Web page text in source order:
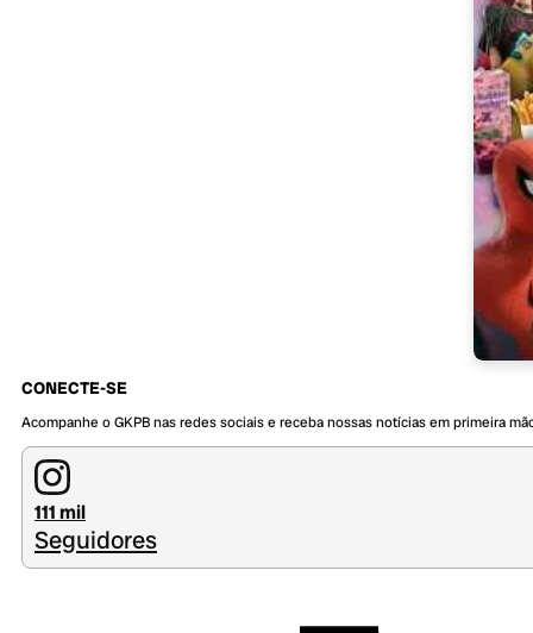
CONECTE-SE
Acompanhe o GKPB nas redes sociais e receba nossas notícias em primeira
111 mil
Seguidores